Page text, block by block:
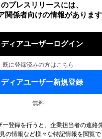
プレスリリースには、
関係者向けの情報があります
ディアユーザーログイン
既に登録済みの方はこちら
ディアユーザー新規登録
無料
ー登録を行うと、企業担当者の連絡
の情報など様々な特記情報を閲覧で